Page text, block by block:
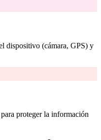
dispositivo (cámara, GPS) y
proteger la información